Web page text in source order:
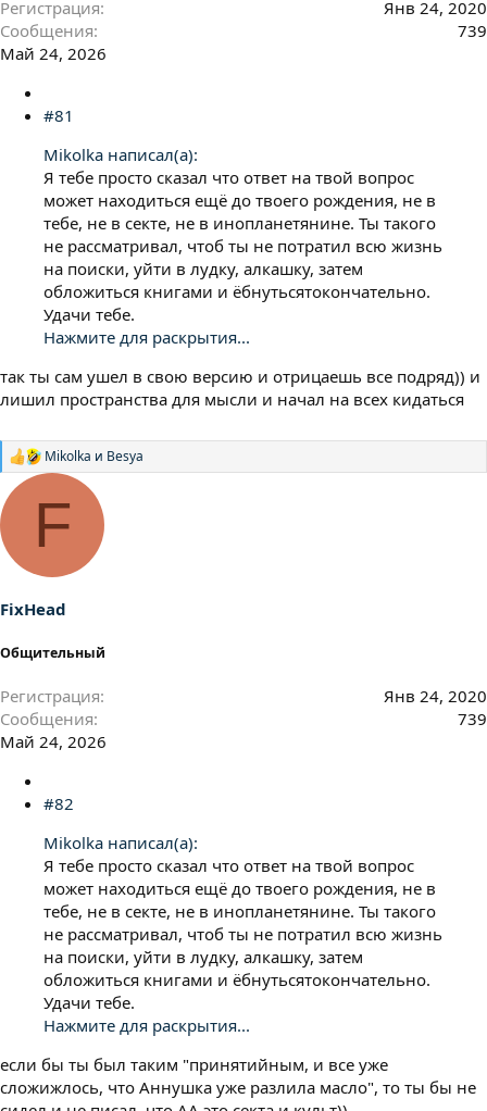
Регистрация
Янв 24, 2020
Сообщения
739
Май 24, 2026
#81
Mikolka написал(а):
Я тебе просто сказал что ответ на твой вопрос
может находиться ещё до твоего рождения, не в
тебе, не в секте, не в инопланетянине. Ты такого
не рассматривал, чтоб ты не потратил всю жизнь
на поиски, уйти в лудку, алкашку, затем
обложиться книгами и ёбнутьсятокончательно.
Удачи тебе.
Нажмите для раскрытия...
так ты сам ушел в свою версию и отрицаешь все подряд)) и
лишил пространства для мысли и начал на всех кидаться
Р
а
и
и
Mikolka и Besya
F
FixHead
Общительный
Регистрация
Янв 24, 2020
Сообщения
739
Май 24, 2026
#82
Mikolka написал(а):
Я тебе просто сказал что ответ на твой вопрос
может находиться ещё до твоего рождения, не в
тебе, не в секте, не в инопланетянине. Ты такого
не рассматривал, чтоб ты не потратил всю жизнь
на поиски, уйти в лудку, алкашку, затем
обложиться книгами и ёбнутьсятокончательно.
Удачи тебе.
Нажмите для раскрытия...
если бы ты был таким "принятийным, и все уже
сложижлось, что Аннушка уже разлила масло", то ты бы не